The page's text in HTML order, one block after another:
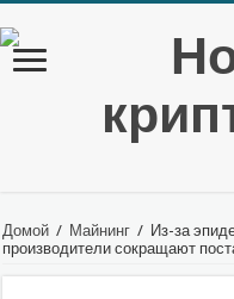
Домой / Майнинг / Из-за
производители сокращают